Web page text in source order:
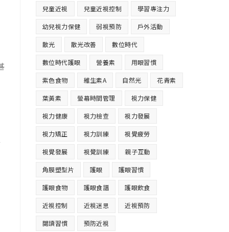
兒童近視 兒童近視控制 學習專注力
幼兒視力保健 弱視預防 戶外活動
散光 散光改善 數位時代
數位時代護眼 營養素 用眼習慣
紫色食物 維生素A 自然光 花青素
葉黃素 螢幕時間管理 視力保健
視力健康 視力檢查 視力發展
視力矯正 視力訓練 視覺疲勞
視覺發展 視覺訓練 親子互動
角膜塑型片 護眼 護眼習慣
護眼食物 護眼食譜 護眼飲食
近視控制 近視迷思 近視預防
閱讀習慣 預防近視